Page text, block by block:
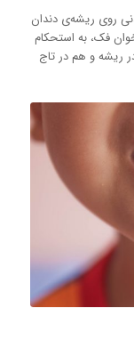
روی ریشه‌ی دندان
فک، به استحکام
ریشه و هم در تاج